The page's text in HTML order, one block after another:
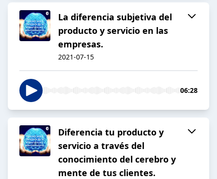
La diferencia subjetiva del
producto y servicio en las
empresas.
2021-07-15
06:28
Diferencia tu producto y
servicio a través del
conocimiento del cerebro y
mente de tus clientes.